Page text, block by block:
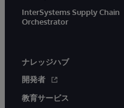
InterSystems Supply Chain
Orchestrator
ナレッジハブ
開発者
教育サービス